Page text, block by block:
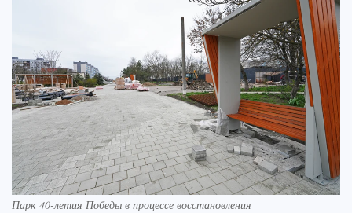
Парк 40-летия Победы в процессе восстановления